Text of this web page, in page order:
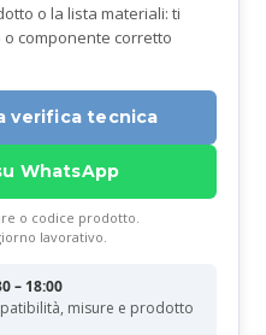
o la lista materiali: ti
componente corretto
verifica tecnica
WhatsApp
o codice prodotto.
lavorativo.
– 18:00
misure e prodotto